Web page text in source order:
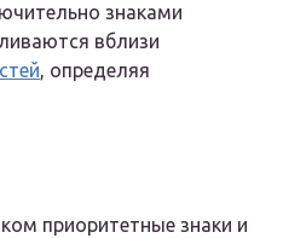
знаками
вблизи
, определяя
приоритетные знаки и